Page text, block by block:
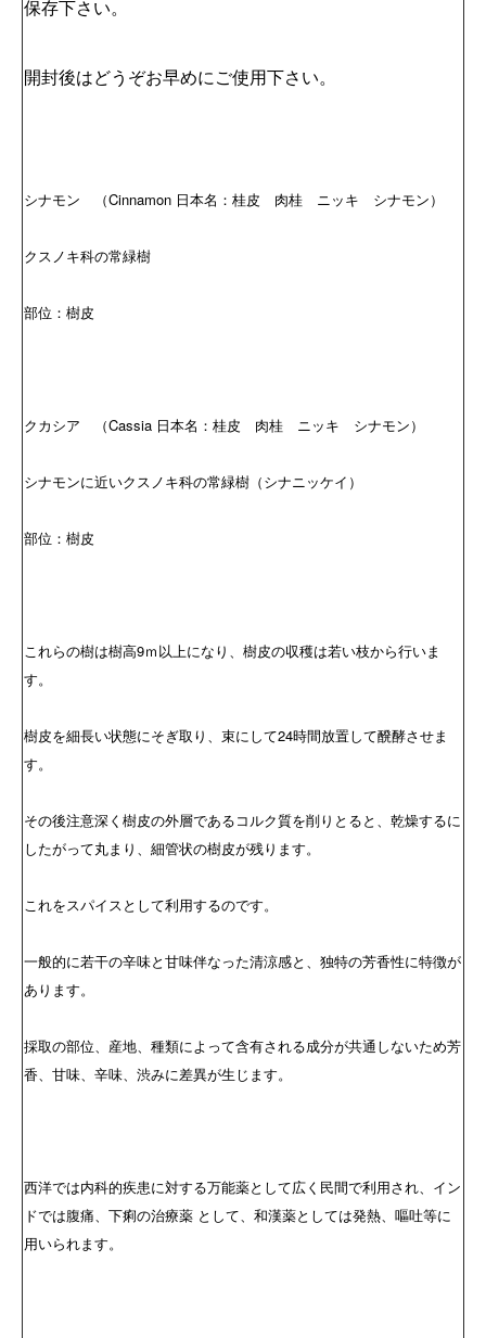
保存下さい。
開封後はどうぞお早めにご使用下さい。
シナモン （Cinnamon 日本名：桂皮 肉桂 ニッキ シナモン）
クスノキ科の常緑樹
部位：樹皮
クカシア （Cassia 日本名：桂皮 肉桂 ニッキ シナモン）
シナモンに近いクスノキ科の常緑樹（シナニッケイ）
部位：樹皮
これらの樹は樹高9ｍ以上になり、樹皮の収穫は若い枝から行いま
す。
樹皮を細長い状態にそぎ取り、束にして24時間放置して醗酵させま
す。
その後注意深く樹皮の外層であるコルク質を削りとると、乾燥するに
したがって丸まり、細管状の樹皮が残ります。
これをスパイスとして利用するのです。
一般的に若干の辛味と甘味伴なった清涼感と、独特の芳香性に特徴が
あります。
採取の部位、産地、種類によって含有される成分が共通しないため芳
香、甘味、辛味、渋みに差異が生じます。
西洋では内科的疾患に対する万能薬として広く民間で利用され、イン
ドでは腹痛、下痢の治療薬 として、和漢薬としては発熱、嘔吐等に
用いられます。